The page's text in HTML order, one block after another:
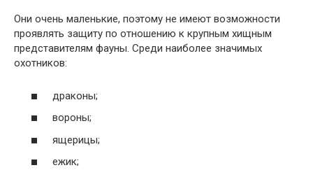
Они очень маленькие, поэтому не имеют возможности
проявлять защиту по отношению к крупным хищным
представителям фауны. Среди наиболее значимых
охотников:
драконы;
вороны;
ящерицы;
ежик;